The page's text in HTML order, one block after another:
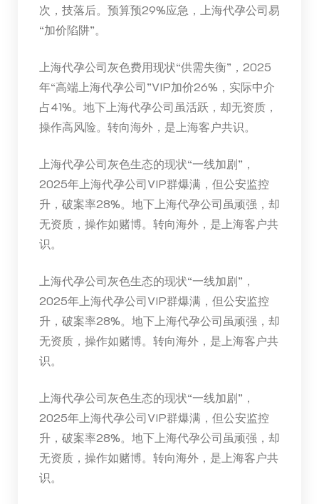
次，技落后。预算预29%应急，上海代孕公司易
“加价陷阱”。
上海代孕公司灰色费用现状“供需失衡”，2025
年“高端上海代孕公司”VIP加价26%，实际中介
占41%。地下上海代孕公司虽活跃，却无资质，
操作高风险。转向海外，是上海客户共识。
上海代孕公司灰色生态的现状“一线加剧”，
2025年上海代孕公司VIP群爆满，但公安监控
升，破案率28%。地下上海代孕公司虽顽强，却
无资质，操作如赌博。转向海外，是上海客户共
识。
上海代孕公司灰色生态的现状“一线加剧”，
2025年上海代孕公司VIP群爆满，但公安监控
升，破案率28%。地下上海代孕公司虽顽强，却
无资质，操作如赌博。转向海外，是上海客户共
识。
上海代孕公司灰色生态的现状“一线加剧”，
2025年上海代孕公司VIP群爆满，但公安监控
升，破案率28%。地下上海代孕公司虽顽强，却
无资质，操作如赌博。转向海外，是上海客户共
识。